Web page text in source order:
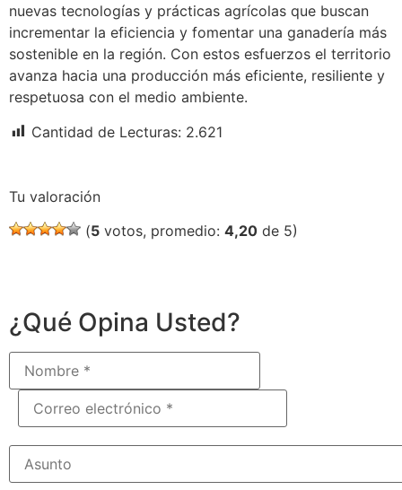
nuevas tecnologías y prácticas agrícolas que buscan
incrementar la eficiencia y fomentar una ganadería más
sostenible en la región. Con estos esfuerzos el territorio
avanza hacia una producción más eficiente, resiliente y
respetuosa con el medio ambiente.
Cantidad de Lecturas: 2.621
Tu valoración
(5 votos, promedio: 4,20 de 5)
¿Qué Opina Usted?